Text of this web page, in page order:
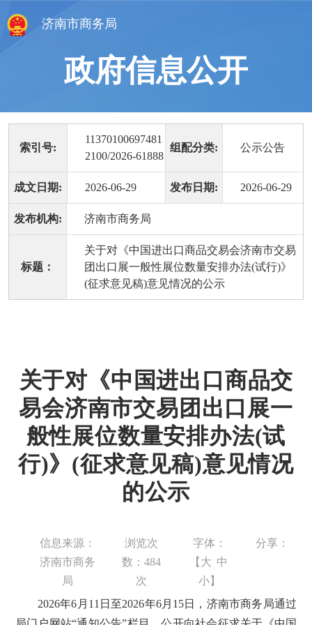
济南市商务局
政府信息公开
索引号:
11370100697481
2100/2026-61888
组配分类: 公示公告
成文日期: 2026-06-29 发布日期: 2026-06-29
发布机构: 济南市商务局
标题：
关于对《中国进出口商品交易会济南市交易
团出口展一般性展位数量安排办法(试行)》
(征求意见稿)意见情况的公示
关于对《中国进出口商品交
易会济南市交易团出口展一
般性展位数量安排办法(试
行)》(征求意见稿)意见情况
的公示
信息来源：
济南市商务
局
浏览次
数：484
次
字体：
【 大 中
小】
分享：
2026年6月11日至2026年6月15日，济南市商务局通过